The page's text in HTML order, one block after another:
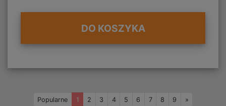
DO KOSZYKA
Popularne 1 2 3 4 5 6 7 8 9 »Naprzód